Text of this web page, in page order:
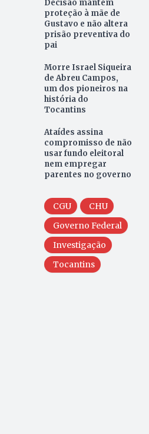
Decisão mantém
proteção à mãe de
Gustavo e não altera
prisão preventiva do
pai
Morre Israel Siqueira
de Abreu Campos,
um dos pioneiros na
história do
Tocantins
Ataídes assina
compromisso de não
usar fundo eleitoral
nem empregar
parentes no governo
CGU
CHU
Governo Federal
Investigação
Tocantins